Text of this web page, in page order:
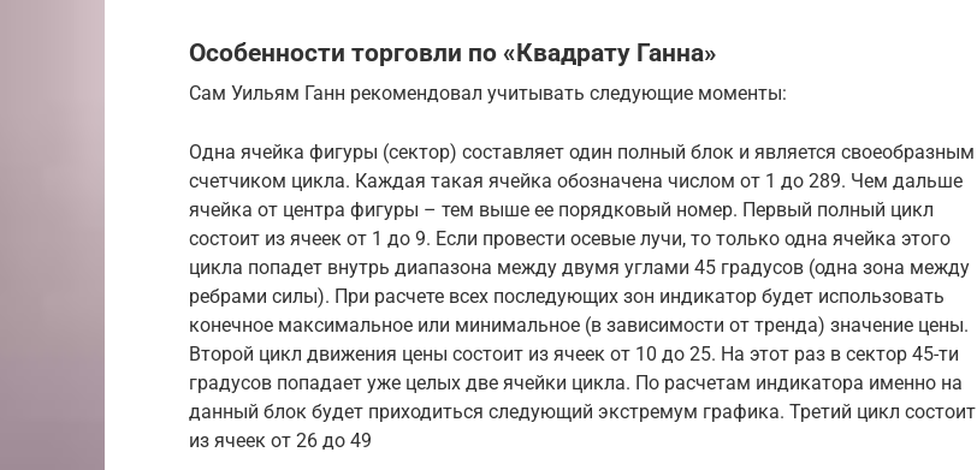
Особенности торговли по «Квадрату Ганна»
Сам Уильям Ганн рекомендовал учитывать следующие моменты:
Одна ячейка фигуры (сектор) составляет один полный блок и является своеобразным
счетчиком цикла. Каждая такая ячейка обозначена числом от 1 до 289. Чем дальше
ячейка от центра фигуры – тем выше ее порядковый номер. Первый полный цикл
состоит из ячеек от 1 до 9. Если провести осевые лучи, то только одна ячейка этого
цикла попадет внутрь диапазона между двумя углами 45 градусов (одна зона между
ребрами силы). При расчете всех последующих зон индикатор будет использовать
конечное максимальное или минимальное (в зависимости от тренда) значение цены.
Второй цикл движения цены состоит из ячеек от 10 до 25. На этот раз в сектор 45-ти
градусов попадает уже целых две ячейки цикла. По расчетам индикатора именно на
данный блок будет приходиться следующий экстремум графика. Третий цикл состоит
из ячеек от 26 до 49